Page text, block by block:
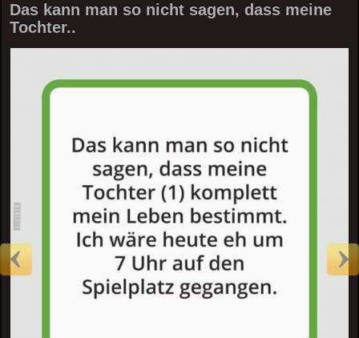
Das kann man so nicht sagen, dass meine
Tochter..